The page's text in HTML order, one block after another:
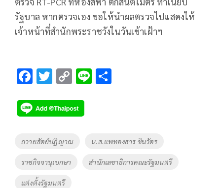
รัฐบาล หากตรวจเอง ขอให้นำผลตรวจไปแสดงให้
เจ้าหน้าที่สำนักพระราชวังในวันเข้าเฝ้าฯ
F
e
b
o
o
k
T
tt
er
C
p
y
Li
Li
Tags
ถวายสัตย์ปฏิญาณ น.ส.แพทองธาร ชินวัตร
ราชกิจจานุเบกษา สำนักเลขาธิการคณะรัฐมนตรี
แต่งตั้งรัฐมนตรี